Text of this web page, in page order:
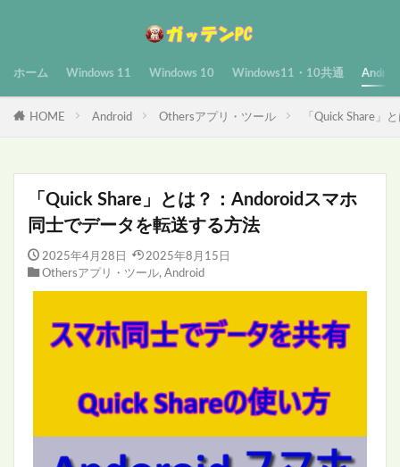
ホーム Windows 11 Windows 10 Windows11・10共通
HOME Android Othersアプリ・ツール 「Quick Share」
「Quick Share」とは？：Andoroidスマホ
同士でデータを転送する方法
2025年4月28日
2025年8月15日
Othersアプリ・ツール, Android